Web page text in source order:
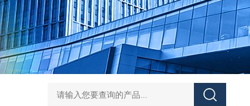
asutec ASU-